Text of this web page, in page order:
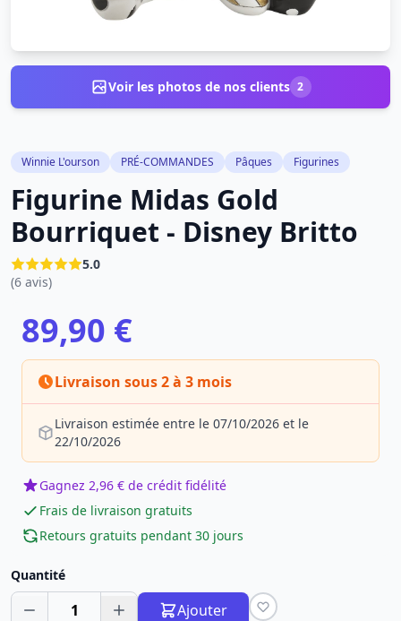
Voir les photos de nos clients 2
Winnie L'ourson PRÉ-COMMANDES Pâques Figurines
Figurine Midas Gold
Bourriquet - Disney Britto
5.0
(6 avis)
89,90 €
Livraison sous 2 à 3 mois
Livraison estimée entre le 07/10/2026 et le
22/10/2026
Gagnez 2,96 € de crédit fidélité
Frais de livraison gratuits
Retours gratuits pendant 30 jours
Quantité
1 Ajouter